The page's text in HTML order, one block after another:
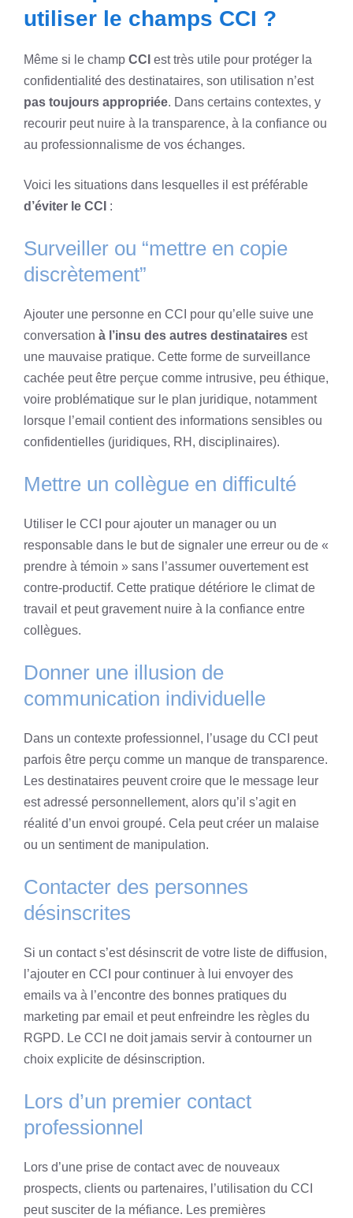
utiliser le champs CCI ?
Même si le champ CCI est très utile pour protéger la
confidentialité des destinataires, son utilisation n’est
pas toujours appropriée. Dans certains contextes, y
recourir peut nuire à la transparence, à la confiance ou
au professionnalisme de vos échanges.
Voici les situations dans lesquelles il est préférable
d’éviter le CCI :
Surveiller ou “mettre en copie
discrètement”
Ajouter une personne en CCI pour qu’elle suive une
conversation à l’insu des autres destinataires est
une mauvaise pratique. Cette forme de surveillance
cachée peut être perçue comme intrusive, peu éthique,
voire problématique sur le plan juridique, notamment
lorsque l’email contient des informations sensibles ou
confidentielles (juridiques, RH, disciplinaires).
Mettre un collègue en difficulté
Utiliser le CCI pour ajouter un manager ou un
responsable dans le but de signaler une erreur ou de «
prendre à témoin » sans l’assumer ouvertement est
contre-productif. Cette pratique détériore le climat de
travail et peut gravement nuire à la confiance entre
collègues.
Donner une illusion de
communication individuelle
Dans un contexte professionnel, l’usage du CCI peut
parfois être perçu comme un manque de transparence.
Les destinataires peuvent croire que le message leur
est adressé personnellement, alors qu’il s’agit en
réalité d’un envoi groupé. Cela peut créer un malaise
ou un sentiment de manipulation.
Contacter des personnes
désinscrites
Si un contact s’est désinscrit de votre liste de diffusion,
l’ajouter en CCI pour continuer à lui envoyer des
emails va à l’encontre des bonnes pratiques du
marketing par email et peut enfreindre les règles du
RGPD. Le CCI ne doit jamais servir à contourner un
choix explicite de désinscription.
Lors d’un premier contact
professionnel
Lors d’une prise de contact avec de nouveaux
prospects, clients ou partenaires, l’utilisation du CCI
peut susciter de la méfiance. Les premières